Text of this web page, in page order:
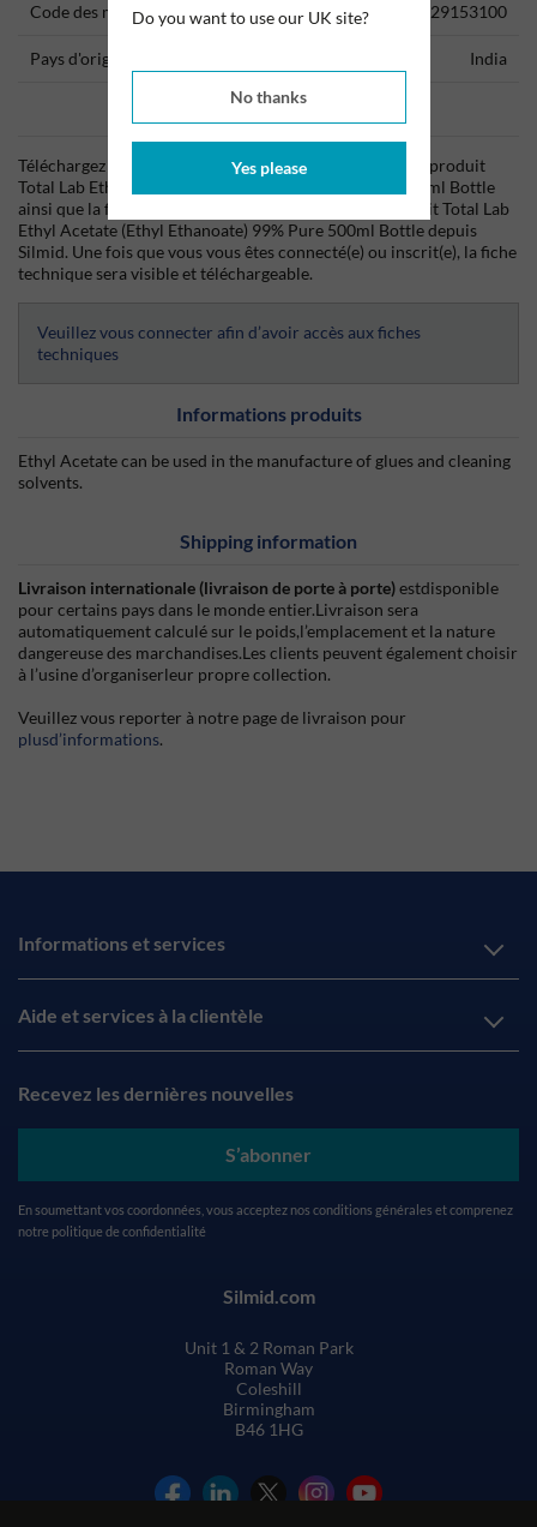
Do you want to use our UK site?
No thanks
Yes please
Code des marchandises 29153100
Pays d'origine India
Téléchargez dès aujourd'hui la fiche technique (TDS) du produit
Total Lab Ethyl Acetate (Ethyl Ethanoate) 99% Pure 500ml Bottle
ainsi que la fiche de données de sécurité (SDS) du produit Total Lab
Ethyl Acetate (Ethyl Ethanoate) 99% Pure 500ml Bottle depuis
Silmid. Une fois que vous vous êtes connecté(e) ou inscrit(e), la fiche
technique sera visible et téléchargeable.
Veuillez vous connecter afin d’avoir accès aux fiches
techniques
Informations produits
Ethyl Acetate can be used in the manufacture of glues and cleaning
solvents.
Shipping information
Livraison internationale (livraison de porte à porte)estdisponible
pour certains pays dans le monde entier.Livraison sera
automatiquement calculé sur le poids,l’emplacement et la nature
dangereuse des marchandises.Les clients peuvent également choisir
à l’usine d’organiserleur propre collection.
Veuillez vous reporter à notre page de livraison pour
plusd’informations.
Informations et services
Aide et services à la clientèle
Recevez les dernières nouvelles
S’abonner
En soumettant vos coordonnées, vous acceptez nos conditions générales et comprenez
notre politique de confidentialité
Silmid.com
Unit 1 & 2 Roman Park
Roman Way
Coleshill
Birmingham
B46 1HG